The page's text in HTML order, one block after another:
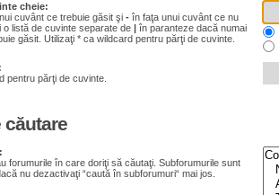
cheie:
cuvânt ce trebuie găsit şi -în faţa unui cuvânt ce nu
o listă de cuvinte separate de |în paranteze dacă numai
găsit. Utilizaţi * ca wildcard pentru părţi de cuvinte.
pentru părţi de cuvinte.
căutare
forumurile în care doriţi să căutaţi. Subforumurile sunt
nu dezactivaţi “caută în subforumuri“ mai jos.